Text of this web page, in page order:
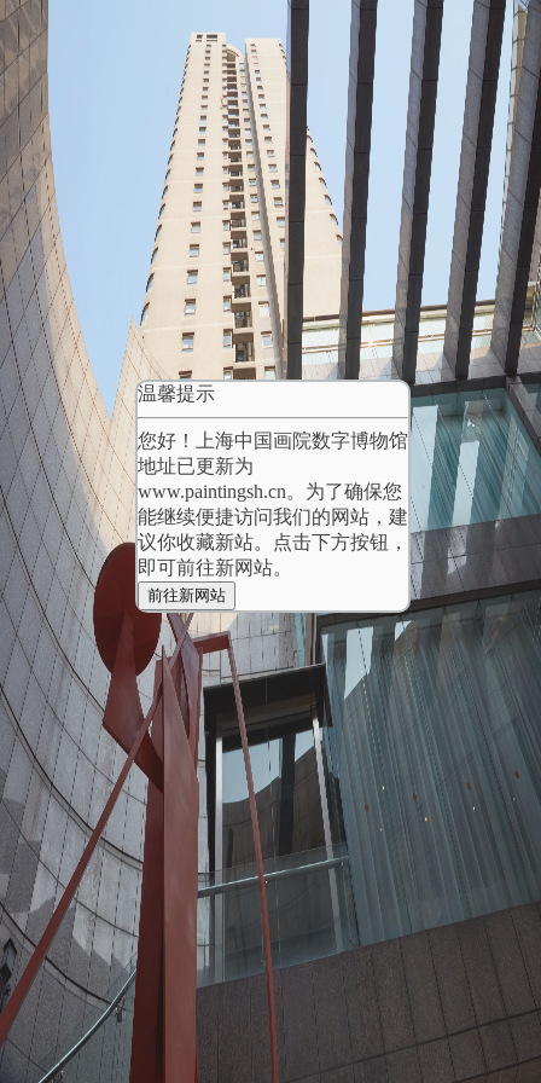
温馨提示
您好！上海中国画院数字博物馆
地址已更新为
www.paintingsh.cn。为了确保您
能继续便捷访问我们的网站，建
议你收藏新站。点击下方按钮，
即可前往新网站。
前往新网站